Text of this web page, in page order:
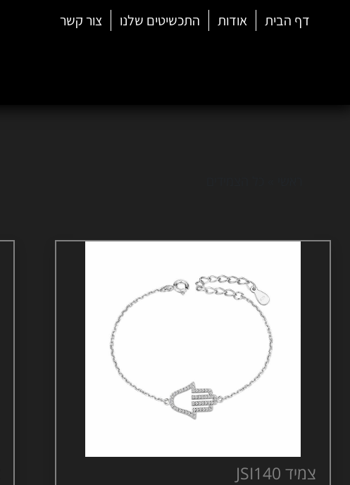
דף הבית אודות התכשיטים שלנו צור קשר
צמיד JSI140